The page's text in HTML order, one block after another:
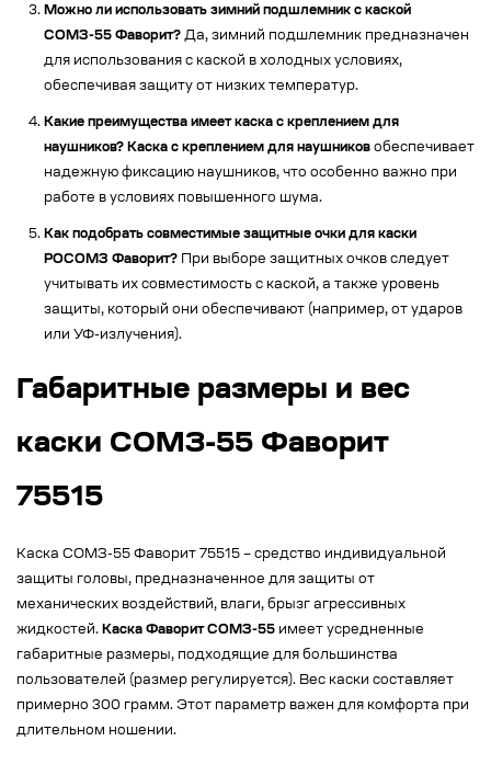
Можно ли использовать зимний подшлемник с каской
СОМЗ-55 Фаворит? Да, зимний подшлемник предназначен
для использования с каской в холодных условиях,
обеспечивая защиту от низких температур.
Какие преимущества имеет каска с креплением для
наушников? Каска с креплением для наушников обеспечивает
надежную фиксацию наушников, что особенно важно при
работе в условиях повышенного шума.
Как подобрать совместимые защитные очки для каски
РОСОМЗ Фаворит? При выборе защитных очков следует
учитывать их совместимость с каской, а также уровень
защиты, который они обеспечивают (например, от ударов
или УФ-излучения).
Габаритные размеры и вес
каски СОМЗ-55 Фаворит
75515
Каска СОМЗ-55 Фаворит 75515 – средство индивидуальной
защиты головы, предназначенное для защиты от
механических воздействий, влаги, брызг агрессивных
жидкостей. Каска Фаворит СОМЗ-55 имеет усредненные
габаритные размеры, подходящие для большинства
пользователей (размер регулируется). Вес каски составляет
примерно 300 грамм. Этот параметр важен для комфорта при
длительном ношении.